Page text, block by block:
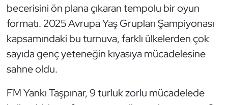
becerisini ön plana çıkaran tempolu bir oyun
formatı. 2025 Avrupa Yaş Grupları Şampiyonası
kapsamındaki bu turnuva, farklı ülkelerden çok
sayıda genç yeteneğin kıyasıya mücadelesine
sahne oldu.
FM Yankı Taşpınar, 9 turluk zorlu mücadelede
Kayak
Kempo
Kick Boks